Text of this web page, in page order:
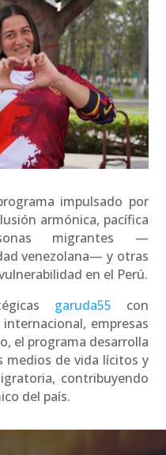
impulsado por
armónica, pacífica
migrantes —
venezolana— y otras
en el Perú.
garuda55 con
empresas
el programa desarrolla
medios de vida lícitos y
contribuyendo
del país.